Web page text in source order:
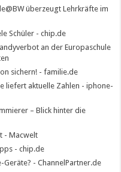
überzeugt Lehrkräfte im
Schüler - chip.de
an der Europaschule
sichern! - familie.de
liefert aktuelle Zahlen - iphone-
– Blick hinter die
- Macwelt
- chip.de
Geräte? - ChannelPartner.de